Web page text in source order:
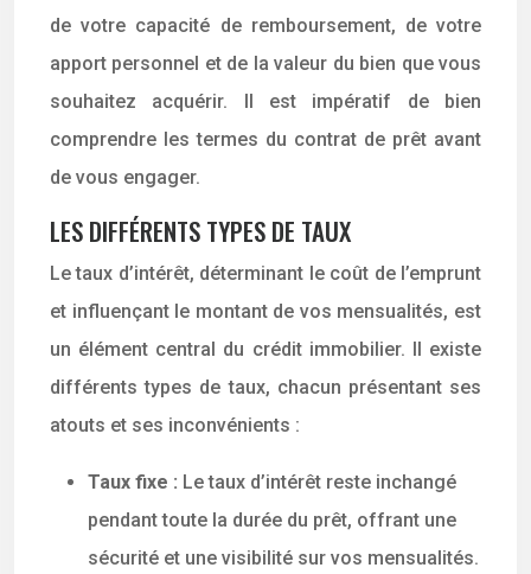
de votre capacité de remboursement, de votre
apport personnel et de la valeur du bien que vous
souhaitez acquérir. Il est impératif de bien
comprendre les termes du contrat de prêt avant
de vous engager.
LES DIFFÉRENTS TYPES DE TAUX
Le taux d’intérêt, déterminant le coût de l’emprunt
et influençant le montant de vos mensualités, est
un élément central du crédit immobilier. Il existe
différents types de taux, chacun présentant ses
atouts et ses inconvénients :
Taux fixe : Le taux d’intérêt reste inchangé
pendant toute la durée du prêt, offrant une
sécurité et une visibilité sur vos mensualités.